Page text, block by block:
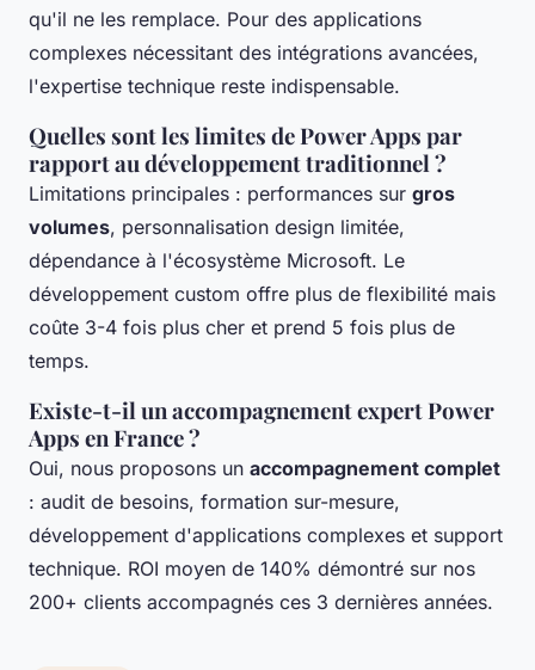
qu'il ne les remplace. Pour des applications
complexes nécessitant des intégrations avancées,
l'expertise technique reste indispensable.
Quelles sont les limites de Power Apps par
rapport au développement traditionnel ?
Limitations principales : performances sur gros
volumes, personnalisation design limitée,
dépendance à l'écosystème Microsoft. Le
développement custom offre plus de flexibilité mais
coûte 3-4 fois plus cher et prend 5 fois plus de
temps.
Existe-t-il un accompagnement expert Power
Apps en France ?
Oui, nous proposons un accompagnement complet
: audit de besoins, formation sur-mesure,
développement d'applications complexes et support
technique. ROI moyen de 140% démontré sur nos
200+ clients accompagnés ces 3 dernières années.